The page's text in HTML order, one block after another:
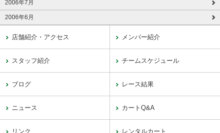
2006年7月
2006年6月
店舗紹介・アクセス メンバー紹介
スタッフ紹介 チームスケジュール
ブログ レース結果
ニュース カートQ&A
リンク レンタルカート